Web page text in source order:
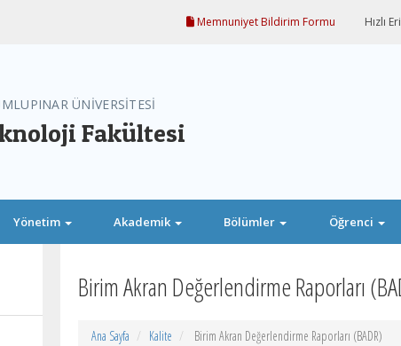
Memnuniyet Bildirim Formu Hızlı
ÜNİVERSİTESİ
Fakültesi
Yönetim Akademik Bölümler Öğrenci
Birim Akran Değerlendirme Raporları
Ana Sayfa Kalite Birim Akran Değerlendirme Raporları (BADR)